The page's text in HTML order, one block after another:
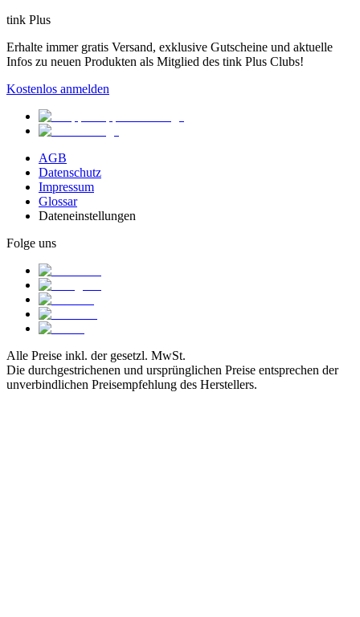
tink Plus
Erhalte immer gratis Versand, exklusive Gutscheine und aktuelle
Infos zu neuen Produkten als Mitglied des tink Plus Clubs!
Kostenlos anmelden
AGB
Datenschutz
Impressum
Glossar
Dateneinstellungen
Folge uns
Alle Preise inkl. der gesetzl. MwSt.
Die durchgestrichenen und ursprünglichen Preise entsprechen der
unverbindlichen Preisempfehlung des Herstellers.